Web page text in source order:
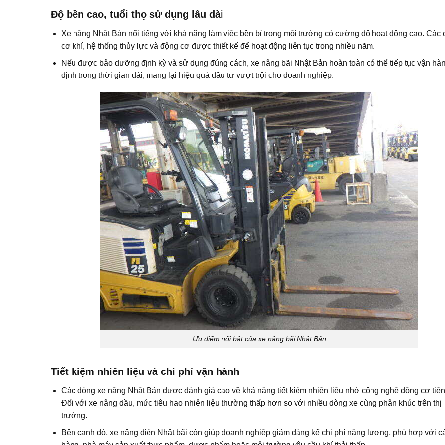
Độ bền cao, tuổi thọ sử dụng lâu dài
Xe nâng Nhật Bản nổi tiếng với khả năng làm việc bền bỉ trong môi trường có cường độ hoạt động cao. Các
cơ khí, hệ thống thủy lực và động cơ được thiết kế để hoạt động liên tục trong nhiều năm.
Nếu được bảo dưỡng định kỳ và sử dụng đúng cách, xe nâng bãi Nhật Bản hoàn toàn có thể tiếp tục vận
định trong thời gian dài, mang lại hiệu quả đầu tư vượt trội cho doanh nghiệp.
Ưu điểm nổi bật của xe nâng bãi Nhật Bản
Tiết kiệm nhiên liệu và chi phí vận hành
Các dòng xe nâng Nhật Bản được đánh giá cao về khả năng tiết kiệm nhiên liệu nhờ công nghệ động cơ
Đối với xe nâng dầu, mức tiêu hao nhiên liệu thường thấp hơn so với nhiều dòng xe cùng phân khúc trên thị
trường.
Bên cạnh đó, xe nâng điện Nhật bãi còn giúp doanh nghiệp giảm đáng kể chi phí năng lượng, phù hợp với